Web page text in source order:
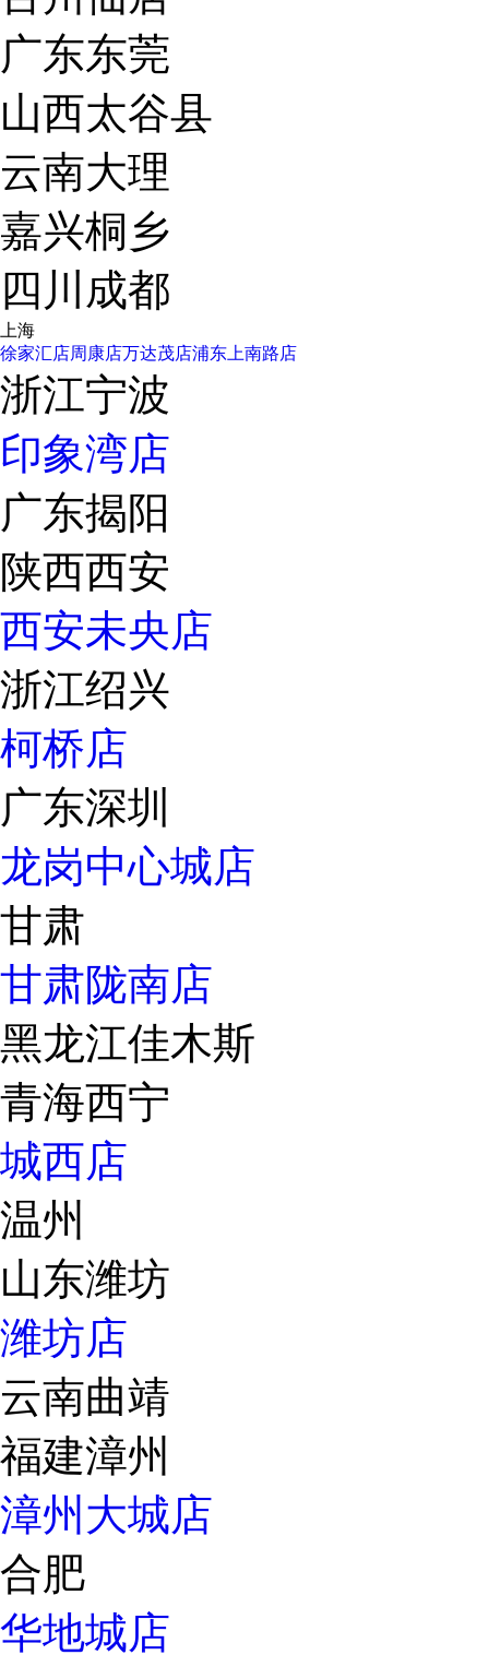
广东东莞
山西太谷县
云南大理
嘉兴桐乡
四川成都
上海
徐家汇店周康店万达茂店浦东上南路店
浙江宁波
印象湾店
广东揭阳
陕西西安
西安未央店
浙江绍兴
柯桥店
广东深圳
龙岗中心城店
甘肃
甘肃陇南店
黑龙江佳木斯
青海西宁
城西店
温州
山东潍坊
潍坊店
云南曲靖
福建漳州
漳州大城店
合肥
华地城店